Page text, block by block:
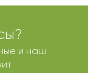
и наш